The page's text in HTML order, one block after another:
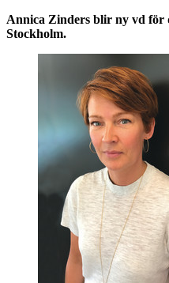
Annica Zinders blir ny vd för
Stockholm.